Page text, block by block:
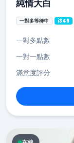
純情大白
一對多等待中 i349
一對多點數
一對一點數
滿意度評分